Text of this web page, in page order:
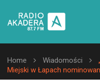
Home Wiadomości
Miejski w Łapach